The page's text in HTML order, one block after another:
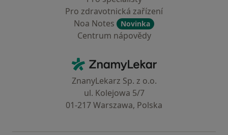
Pro zdravotnická zařízení
Noa Notes
Novinka
Centrum nápovědy
ZnamyLekar - Hlavní stránka
ZnanyLekarz Sp. z o.o.
ul. Kolejowa 5/7
01-217 Warszawa, Polska